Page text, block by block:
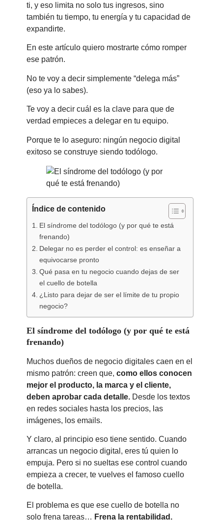
ti, y eso limita no solo tus ingresos, sino
también tu tiempo, tu energía y tu capacidad de
expandirte.
En este artículo quiero mostrarte cómo romper
ese patrón.
No te voy a decir simplemente “delega más”
(eso ya lo sabes).
Te voy a decir cuál es la clave para que de
verdad empieces a delegar en tu equipo.
Porque te lo aseguro: ningún negocio digital
exitoso se construye siendo todólogo.
Índice de contenido
El síndrome del todólogo (y por qué te está
frenando)
Delegar no es perder el control: es enseñar a
equivocarse pronto
Qué pasa en tu negocio cuando dejas de ser
el cuello de botella
¿Listo para dejar de ser el límite de tu propio
negocio?
El síndrome del todólogo (y por qué te está
frenando)
Muchos dueños de negocio digitales caen en el
mismo patrón: creen que, como ellos conocen
mejor el producto, la marca y el cliente,
deben aprobar cada detalle. Desde los textos
en redes sociales hasta los precios, las
imágenes, los emails.
Y claro, al principio eso tiene sentido. Cuando
arrancas un negocio digital, eres tú quien lo
empuja. Pero si no sueltas ese control cuando
empieza a crecer, te vuelves el famoso cuello
de botella.
El problema es que ese cuello de botella no
solo frena tareas… Frena la rentabilidad.